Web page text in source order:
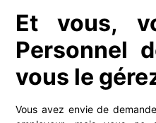
Et vous,
Personnel
vous le
Vous avez envie de